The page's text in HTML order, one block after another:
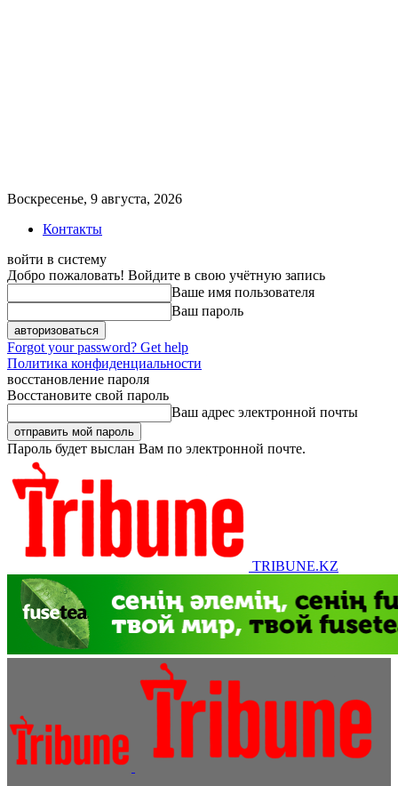
Воскресенье, 9 августа, 2026
Контакты
войти в систему
Добро пожаловать! Войдите в свою учётную запись
Ваше имя пользователя
Ваш пароль
Forgot your password? Get help
Политика конфиденциальности
восстановление пароля
Восстановите свой пароль
Ваш адрес электронной почты
Пароль будет выслан Вам по электронной почте.
TRIBUNE.KZ